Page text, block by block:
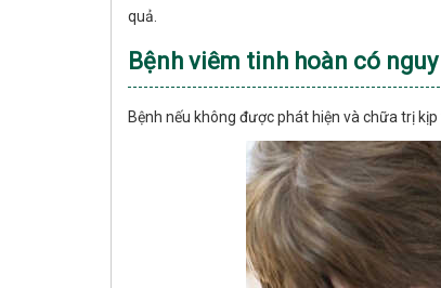
quả.
Bệnh viêm tinh hoàn có
Bệnh nếu không được phát hiện và chữa trị